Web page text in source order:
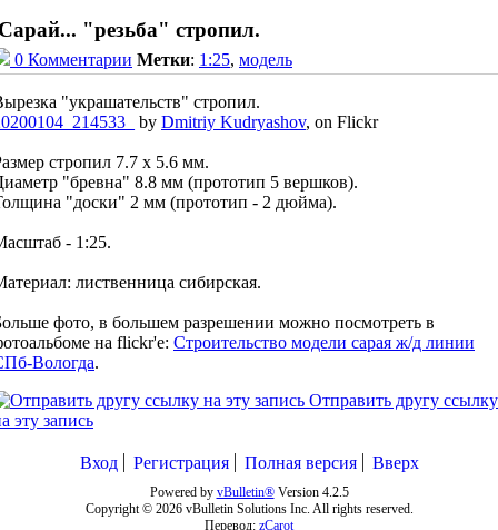
"резьба" стропил.
0 Комментарии Метки: 1:25, модель
"украшательств" стропил.
by Dmitriy Kudryashov, on Flickr
стропил 7.7 х 5.6 мм.
"бревна" 8.8 мм (прототип 5 вершков).
"доски" 2 мм (прототип - 2 дюйма).
- 1:25.
лиственница сибирская.
фото, в большем разрешении можно посмотреть в
на flickr'е: Строительство модели сарая ж/д линии
Вологда.
Отправить другу ссылку
эту запись
Вход Регистрация Полная версия Вверх
Powered by vBulletin®Version 4.2.5
Copyright © 2026 vBulletin Solutions Inc. All rights reserved.
Перевод: zCarot